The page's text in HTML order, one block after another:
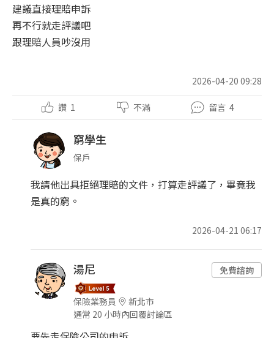
建議直接理賠申訴
再不行就走評議吧
跟理賠人員吵沒用
2026-04-20 09:28
讚 1 不滿 留言 4
窮學生
保戶
我請他出具拒絕理賠的文件，打算走評議了，畢竟我
是真的窮。
2026-04-21 06:17
湯尼
保險業務員
新北市
通常 20 小時內回覆討論區
免費諮詢